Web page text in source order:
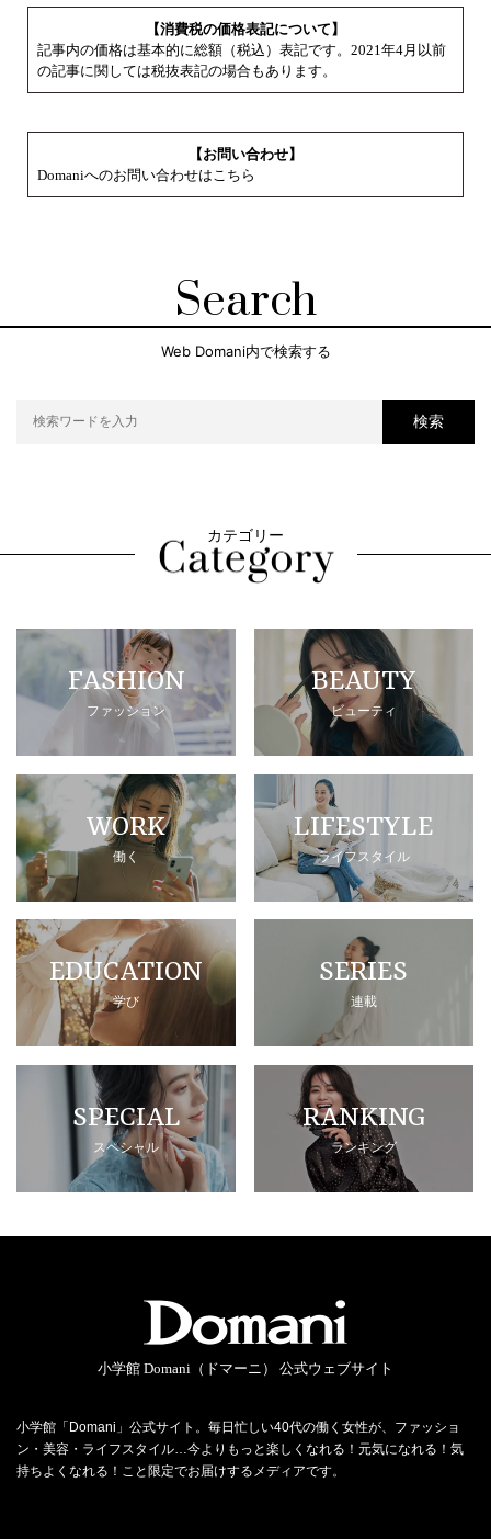
【消費税の価格表記について】
記事内の価格は基本的に総額（税込）表記です。2021年4月以前
の記事に関しては税抜表記の場合もあります。
【お問い合わせ】
Domaniへのお問い合わせはこちら
Search
Web Domani内で検索する
検索
カテゴリー
FASHION
ファッション
BEAUTY
ビューティ
WORK
働く
LIFESTYLE
ライフスタイル
EDUCATION
学び
SERIES
連載
SPECIAL
スペシャル
RANKING
ランキング
小学館 Domani（ドマーニ） 公式ウェブサイト
小学館「Domani」公式サイト。毎日忙しい40代の働く女性が、ファッショ
ン・美容・ライフスタイル…今よりもっと楽しくなれる！元気になれる！気
持ちよくなれる！こと限定でお届けするメディアです。